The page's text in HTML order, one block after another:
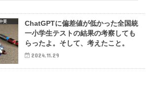
受
ChatGPTに偏差値が低かった全国統
一小学生テストの結果の考察しても
らったよ。そして、考えたこと。
2024.11.29